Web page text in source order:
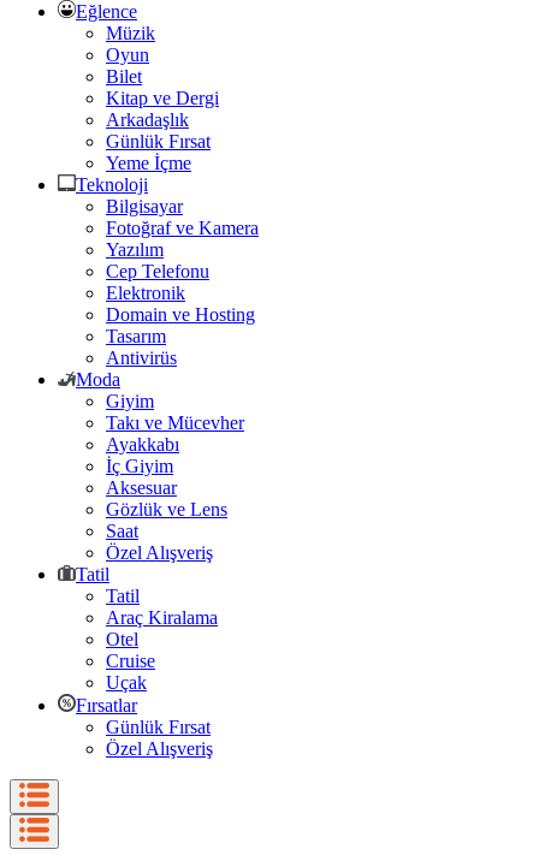
Eğlence
Müzik
Oyun
Bilet
Kitap ve Dergi
Arkadaşlık
Günlük Fırsat
Yeme İçme
Teknoloji
Bilgisayar
Fotoğraf ve Kamera
Yazılım
Cep Telefonu
Elektronik
Domain ve Hosting
Tasarım
Antivirüs
Moda
Giyim
Takı ve Mücevher
Ayakkabı
İç Giyim
Aksesuar
Gözlük ve Lens
Saat
Özel Alışveriş
Tatil
Tatil
Araç Kiralama
Otel
Cruise
Uçak
Fırsatlar
Günlük Fırsat
Özel Alışveriş